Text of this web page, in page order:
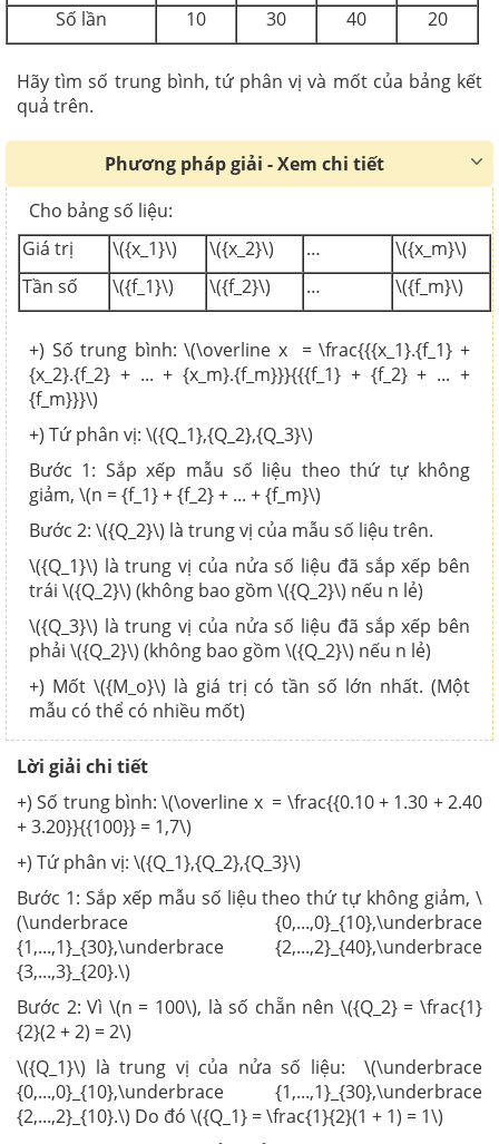
Số lần
10 30 40 20
Hãy tìm số trung bình, tứ phân vị và mốt của bảng kết
quả trên.
Phương pháp giải - Xem chi tiết
Cho bảng số liệu:
Giá trị
\({x_1}\) \({x_2}\) …
\({x_m}\)
Tần số
\({f_1}\) \({f_2}\) … \({f_m}\)
+) Số trung bình: \(\overline x = \frac{{{x_1}.{f_1} +
{x_2}.{f_2} + ... + {x_m}.{f_m}}}{{{f_1} + {f_2} + ... +
{f_m}}}\)
+) Tứ phân vị: \({Q_1},{Q_2},{Q_3}\)
Bước 1: Sắp xếp mẫu số liệu theo thứ tự không
giảm, \(n = {f_1} + {f_2} + ... + {f_m}\)
Bước 2: \({Q_2}\) là trung vị của mẫu số liệu trên.
\({Q_1}\) là trung vị của nửa số liệu đã sắp xếp bên
trái \({Q_2}\) (không bao gồm \({Q_2}\) nếu n lẻ)
\({Q_3}\) là trung vị của nửa số liệu đã sắp xếp bên
phải \({Q_2}\) (không bao gồm \({Q_2}\) nếu n lẻ)
+) Mốt \({M_o}\) là giá trị có tần số lớn nhất. (Một
mẫu có thể có nhiều mốt)
Lời giải chi tiết
+) Số trung bình: \(\overline x = \frac{{0.10 + 1.30 + 2.40
+ 3.20}}{{100}} = 1,7\)
+) Tứ phân vị: \({Q_1},{Q_2},{Q_3}\)
Bước 1: Sắp xếp mẫu số liệu theo thứ tự không giảm, \
(\underbrace {0,...,0}_{10},\underbrace
{1,...,1}_{30},\underbrace {2,...,2}_{40},\underbrace
{3,...,3}_{20}.\)
Bước 2: Vì \(n = 100\), là số chẵn nên \({Q_2} = \frac{1}
{2}(2 + 2) = 2\)
\({Q_1}\) là trung vị của nửa số liệu: \(\underbrace
{0,...,0}_{10},\underbrace {1,...,1}_{30},\underbrace
{2,...,2}_{10}.\) Do đó \({Q_1} = \frac{1}{2}(1 + 1) = 1\)